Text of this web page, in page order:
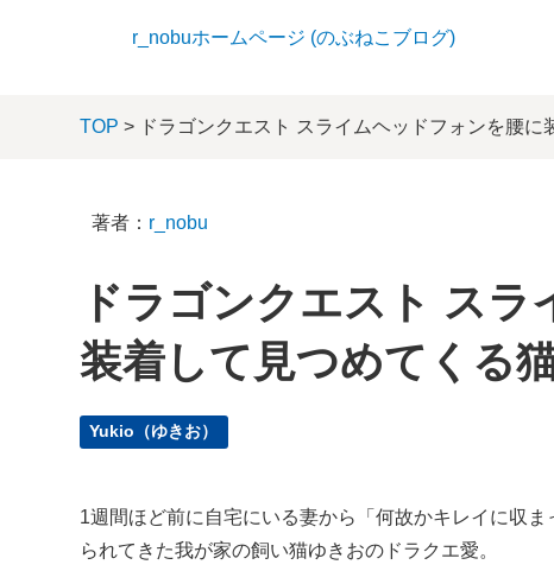
r_nobuホームページ (のぶねこブログ)
TOP > ドラゴンクエスト スライムヘッドフォンを腰に
著者： r_nobu
ドラゴンクエスト ス
装着して見つめてくる
Yukio（ゆきお）
1週間ほど前に自宅にいる妻から「何故かキレイに収
られてきた我が家の飼い猫ゆきおのドラクエ愛。